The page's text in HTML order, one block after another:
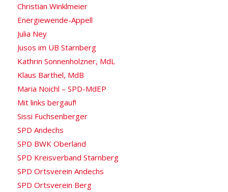
Christian Winklmeier
Energiewende-Appell
Julia Ney
Jusos im UB Starnberg
Kathrin Sonnenholzner, MdL
Klaus Barthel, MdB
Maria Noichl – SPD-MdEP
Mit links bergauf!
Sissi Fuchsenberger
SPD Andechs
SPD BWK Oberland
SPD Kreisverband Starnberg
SPD Ortsverein Andechs
SPD Ortsverein Berg